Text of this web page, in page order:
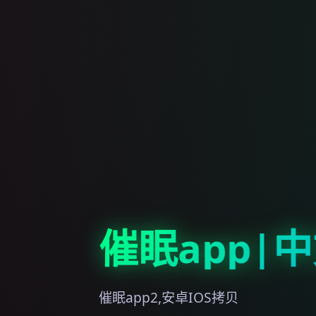
催眠app|
催眠app2,安卓IOS拷贝